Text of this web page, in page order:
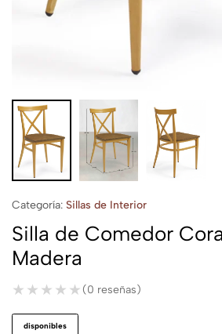
Categoría: Sillas de Interior
Silla de Comedor
Madera
★★★★★
★★★★★ (0 reseñas)
disponibles